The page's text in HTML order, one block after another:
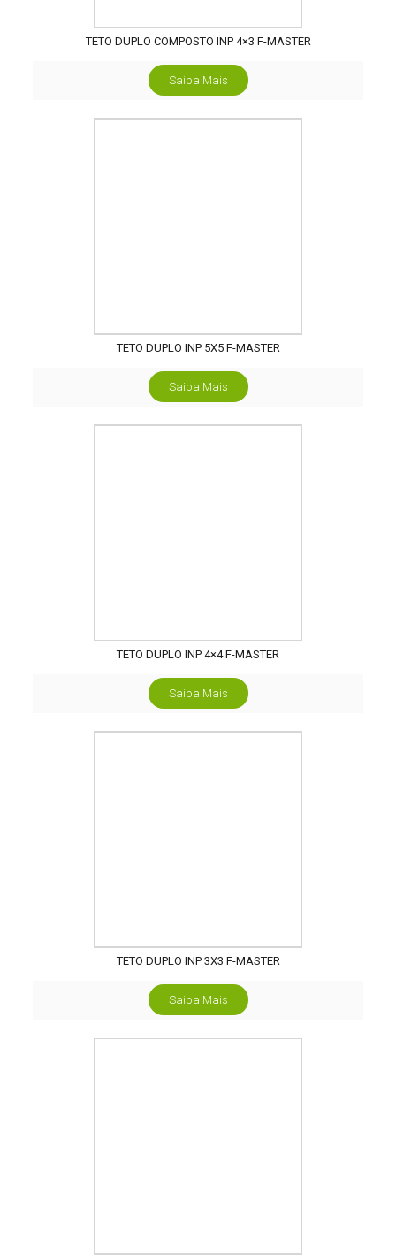
TETO DUPLO COMPOSTO INP 4×3 F-MASTER
Saiba Mais
TETO DUPLO INP 5X5 F-MASTER
Saiba Mais
TETO DUPLO INP 4×4 F-MASTER
Saiba Mais
TETO DUPLO INP 3X3 F-MASTER
Saiba Mais